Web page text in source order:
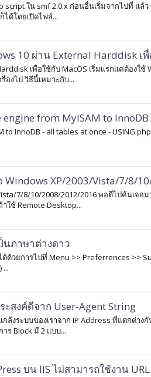
ใน smf 2.0.x ก่อนอื่นเริ่มจากไปที่ แ
ด้โดยเปิดไฟล์...
10 ผ่าน External Harddisk เ
เพื่อใช้กับ MacOS เริ่มเเรกแค่ต้องใ
องไป วิธีนี้เหมาะกับ...
engine from MyISAM to
to InnoDB - all tables at once - USING
Windows XP/2003/Vista/7/8/
7/8/10/2008/2012/2016 พอดีไปค้นเจ
ใช้ Remote Desktop...
นภาษาต่างดาว
ด้วยการไปที่ Menu >> Preferrences >>
...
ะสงค์ดีจาก User-Agent String
งระบบของเราจาก IP Address ที่แตกต่าง
ร Block มี 2 แบบ...
บน IIS ไม่สามารถใช้งาน